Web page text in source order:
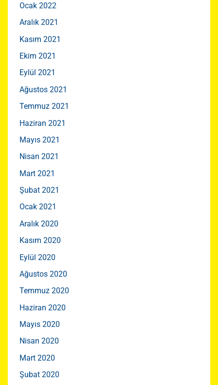
Ocak 2022
Aralık 2021
Kasım 2021
Ekim 2021
Eylül 2021
Ağustos 2021
Temmuz 2021
Haziran 2021
Mayıs 2021
Nisan 2021
Mart 2021
Şubat 2021
Ocak 2021
Aralık 2020
Kasım 2020
Eylül 2020
Ağustos 2020
Temmuz 2020
Haziran 2020
Mayıs 2020
Nisan 2020
Mart 2020
Şubat 2020